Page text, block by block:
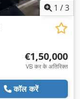
1 /3
€1,50,000
VB कर के अतिरिक्त
कॉल करें